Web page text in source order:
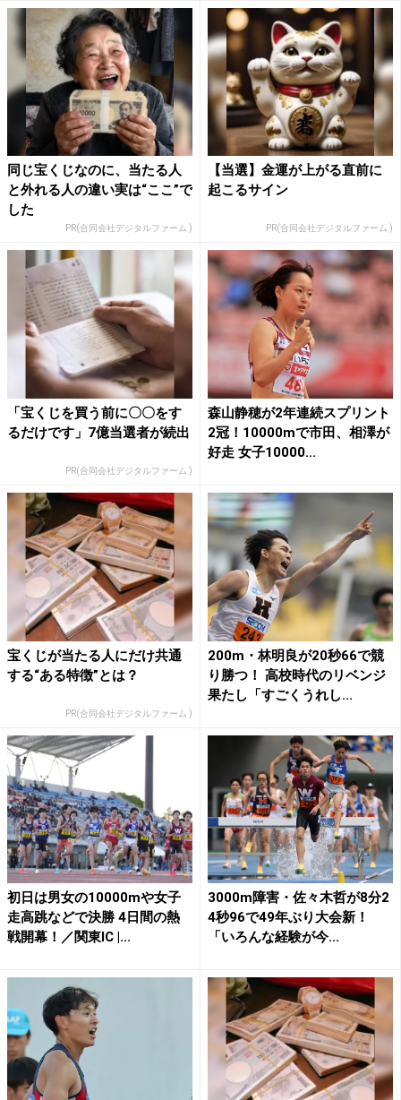
同じ宝くじなのに、当たる人
と外れる人の違い実は“ここ”で
した
PR(合同会社デジタルファーム )
【当選】金運が上がる直前に
起こるサイン
PR(合同会社デジタルファーム )
「宝くじを買う前に〇〇をす
るだけです」7億当選者が続出
PR(合同会社デジタルファーム )
森山静穂が2年連続スプリント
2冠！10000mで市田、相澤が
好走 女子10000...
宝くじが当たる人にだけ共通
する“ある特徴”とは？
PR(合同会社デジタルファーム )
200m・林明良が20秒66で競
り勝つ！ 高校時代のリベンジ
果たし「すごくうれし...
初日は男女の10000mや女子
走高跳などで決勝 4日間の熱
戦開幕！／関東IC |...
3000m障害・佐々木哲が8分2
4秒96で49年ぶり大会新！
「いろんな経験が今...